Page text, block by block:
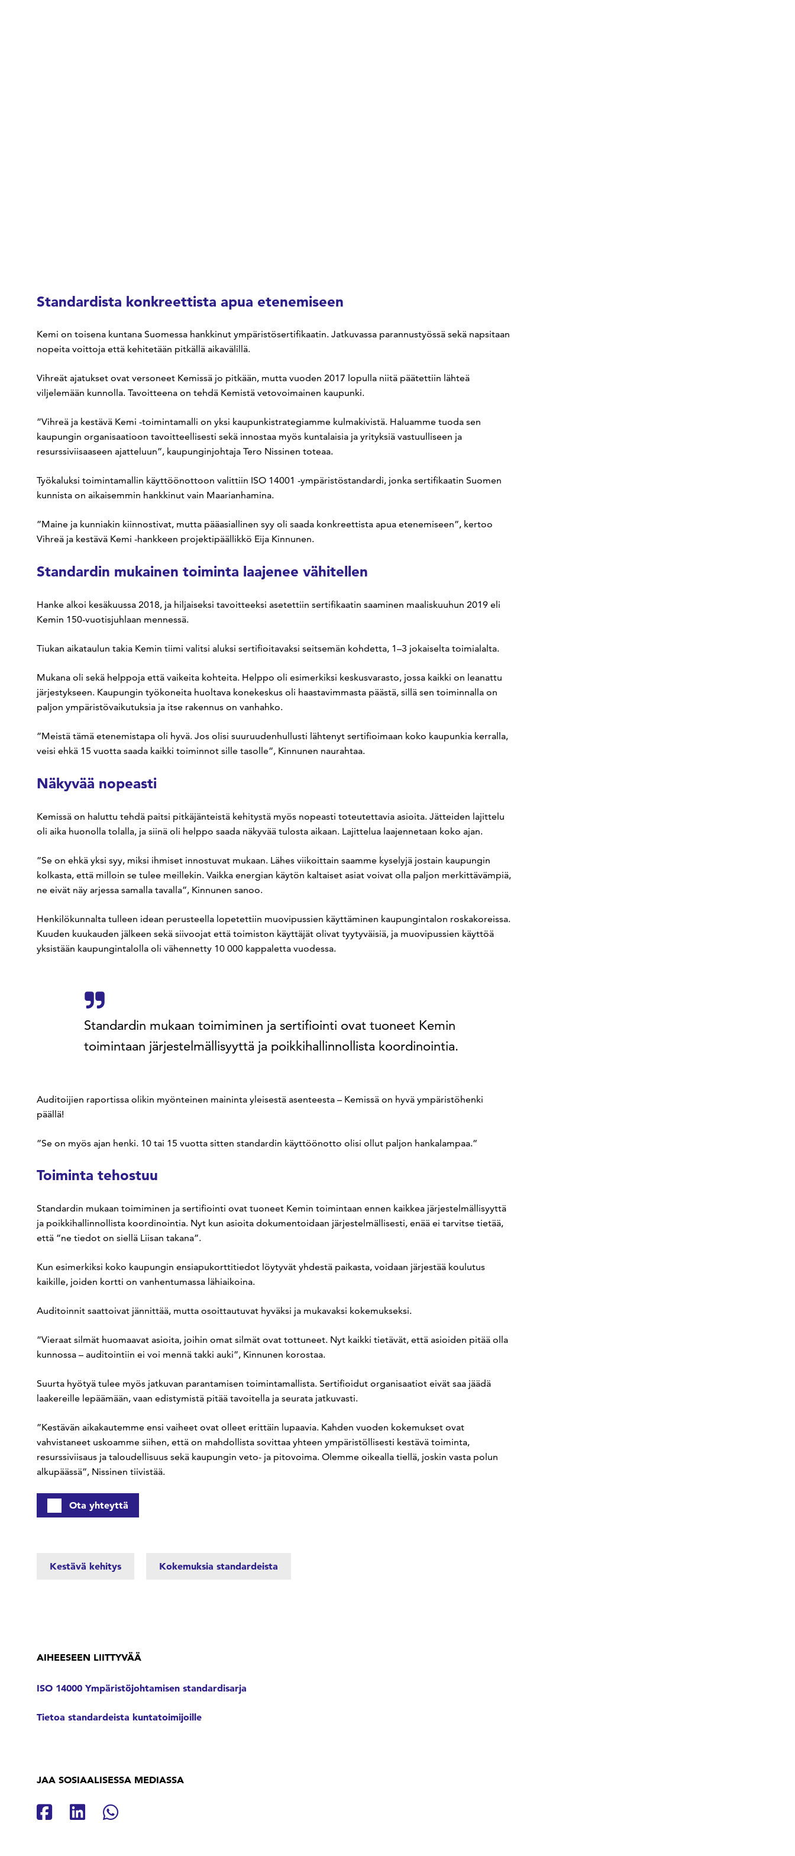
Standardista konkreettista apua etenemiseen
Kemi on toisena kuntana Suomessa hankkinut ympäristösertifikaatin. Jatkuvassa parannustyössä sekä napsitaan
nopeita voittoja että kehitetään pitkällä aikavälillä.
Vihreät ajatukset ovat versoneet Kemissä jo pitkään, mutta vuoden 2017 lopulla niitä päätettiin lähteä
viljelemään kunnolla. Tavoitteena on tehdä Kemistä vetovoimainen kaupunki.
”Vihreä ja kestävä Kemi -toimintamalli on yksi kaupunkistrategiamme kulmakivistä. Haluamme tuoda sen
kaupungin organisaatioon tavoitteellisesti sekä innostaa myös kuntalaisia ja yrityksiä vastuulliseen ja
resurssiviisaaseen ajatteluun”, kaupunginjohtaja Tero Nissinen toteaa.
Työkaluksi toimintamallin käyttöönottoon valittiin ISO 14001 -ympäristöstandardi, jonka sertifikaatin Suomen
kunnista on aikaisemmin hankkinut vain Maarianhamina.
”Maine ja kunniakin kiinnostivat, mutta pääasiallinen syy oli saada konkreettista apua etenemiseen”, kertoo
Vihreä ja kestävä Kemi -hankkeen projektipäällikkö Eija Kinnunen.
Standardin mukainen toiminta laajenee vähitellen
Hanke alkoi kesäkuussa 2018, ja hiljaiseksi tavoitteeksi asetettiin sertifikaatin saaminen maaliskuuhun 2019 eli
Kemin 150-vuotisjuhlaan mennessä.
Tiukan aikataulun takia Kemin tiimi valitsi aluksi sertifioitavaksi seitsemän kohdetta, 1–3 jokaiselta toimialalta.
Mukana oli sekä helppoja että vaikeita kohteita. Helppo oli esimerkiksi keskusvarasto, jossa kaikki on leanattu
järjestykseen. Kaupungin työkoneita huoltava konekeskus oli haastavimmasta päästä, sillä sen toiminnalla on
paljon ympäristövaikutuksia ja itse rakennus on vanhahko.
”Meistä tämä etenemistapa oli hyvä. Jos olisi suuruudenhullusti lähtenyt sertifioimaan koko kaupunkia kerralla,
veisi ehkä 15 vuotta saada kaikki toiminnot sille tasolle”, Kinnunen naurahtaa.
Näkyvää nopeasti
Kemissä on haluttu tehdä paitsi pitkäjänteistä kehitystä myös nopeasti toteutettavia asioita. Jätteiden lajittelu
oli aika huonolla tolalla, ja siinä oli helppo saada näkyvää tulosta aikaan. Lajittelua laajennetaan koko ajan.
”Se on ehkä yksi syy, miksi ihmiset innostuvat mukaan. Lähes viikoittain saamme kyselyjä jostain kaupungin
kolkasta, että milloin se tulee meillekin. Vaikka energian käytön kaltaiset asiat voivat olla paljon merkittävämpiä,
ne eivät näy arjessa samalla tavalla”, Kinnunen sanoo.
Henkilökunnalta tulleen idean perusteella lopetettiin muovipussien käyttäminen kaupungintalon roskakoreissa.
Kuuden kuukauden jälkeen sekä siivoojat että toimiston käyttäjät olivat tyytyväisiä, ja muovipussien käyttöä
yksistään kaupungintalolla oli vähennetty 10 000 kappaletta vuodessa.
Standardin mukaan toimiminen ja sertifiointi ovat tuoneet Kemin
toimintaan järjestelmällisyyttä ja poikkihallinnollista koordinointia.
Auditoijien raportissa olikin myönteinen maininta yleisestä asenteesta – Kemissä on hyvä ympäristöhenki
päällä!
”Se on myös ajan henki. 10 tai 15 vuotta sitten standardin käyttöönotto olisi ollut paljon hankalampaa.”
Toiminta tehostuu
Standardin mukaan toimiminen ja sertifiointi ovat tuoneet Kemin toimintaan ennen kaikkea järjestelmällisyyttä
ja poikkihallinnollista koordinointia. Nyt kun asioita dokumentoidaan järjestelmällisesti, enää ei tarvitse tietää,
että ”ne tiedot on siellä Liisan takana”.
Kun esimerkiksi koko kaupungin ensiapukorttitiedot löytyvät yhdestä paikasta, voidaan järjestää koulutus
kaikille, joiden kortti on vanhentumassa lähiaikoina.
Auditoinnit saattoivat jännittää, mutta osoittautuvat hyväksi ja mukavaksi kokemukseksi.
”Vieraat silmät huomaavat asioita, joihin omat silmät ovat tottuneet. Nyt kaikki tietävät, että asioiden pitää olla
kunnossa – auditointiin ei voi mennä takki auki”, Kinnunen korostaa.
Suurta hyötyä tulee myös jatkuvan parantamisen toimintamallista. Sertifioidut organisaatiot eivät saa jäädä
laakereille lepäämään, vaan edistymistä pitää tavoitella ja seurata jatkuvasti.
”Kestävän aikakautemme ensi vaiheet ovat olleet erittäin lupaavia. Kahden vuoden kokemukset ovat
vahvistaneet uskoamme siihen, että on mahdollista sovittaa yhteen ympäristöllisesti kestävä toiminta,
resurssiviisaus ja taloudellisuus sekä kaupungin veto- ja pitovoima. Olemme oikealla tiellä, joskin vasta polun
alkupäässä”, Nissinen tiivistää.
Ota yhteyttä
Kestävä kehitys Kokemuksia standardeista
AIHEESEEN LIITTYVÄÄ
ISO 14000 Ympäristöjohtamisen standardisarja
Tietoa standardeista kuntatoimijoille
JAA SOSIAALISESSA MEDIASSA
Jaa Facebookissa
Jaa Linkedinissä
Jaa Whatsappissa